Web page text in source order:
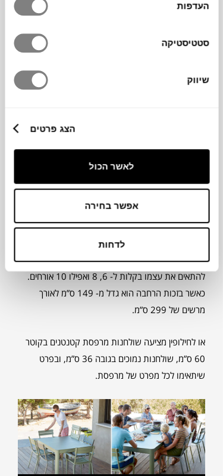
העדפות
סטטיסטיקה
שיווק
הצג פרטים
לאשר הכול
אפשר בחירה
לדחות
מרפסת השמש הפכה למרחב חיצוני פרטי מרחף,
למרחב האורבאני הפתוח.
FERMOB הוא מותג צרפתי אשר הפך שם נירדף
לעיצוב מודרני, צבעוני ואיכותי, שחומר הגלם העיקרי
המותג הצרפתי FERMOB
דוגמא בולטת היא שולחן RIBAMBELLE אשר יכול
להתאים את עצמו בקלות ל- 6, 8 ואפילו 10 אורחים.
כאשר בזכות הרחבה הוא גדל מ- 149 ס”מ לאורך
מרשים של 299 ס”מ.
או לחילופין מציעה שולחנות מרפסת קטנטנים בקוטר
60 ס”מ, שולחנות נמוכים בגובה 36 ס”מ, ובפרט
שיתאימו לכל מפרט של מרפסת.